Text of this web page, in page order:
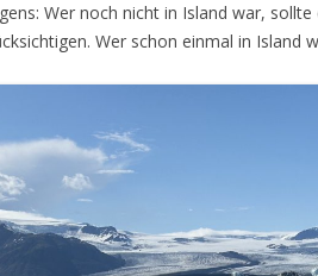
Wer noch nicht in Island war,
Wer schon einmal in Island